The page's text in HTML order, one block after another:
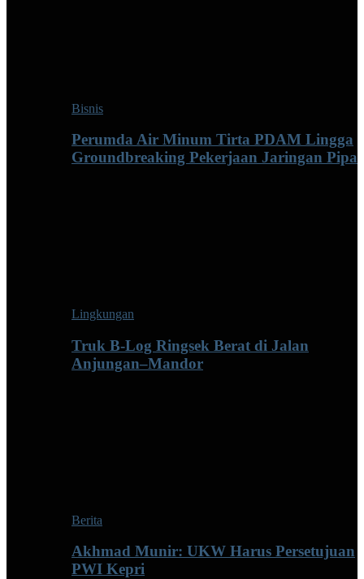
Bisnis
Perumda Air Minum Tirta PDAM Lingga
Groundbreaking Pekerjaan Jaringan Pipa
Lingkungan
Truk B-Log Ringsek Berat di Jalan
Anjungan–Mandor
Berita
Akhmad Munir: UKW Harus Persetujuan
PWI Kepri